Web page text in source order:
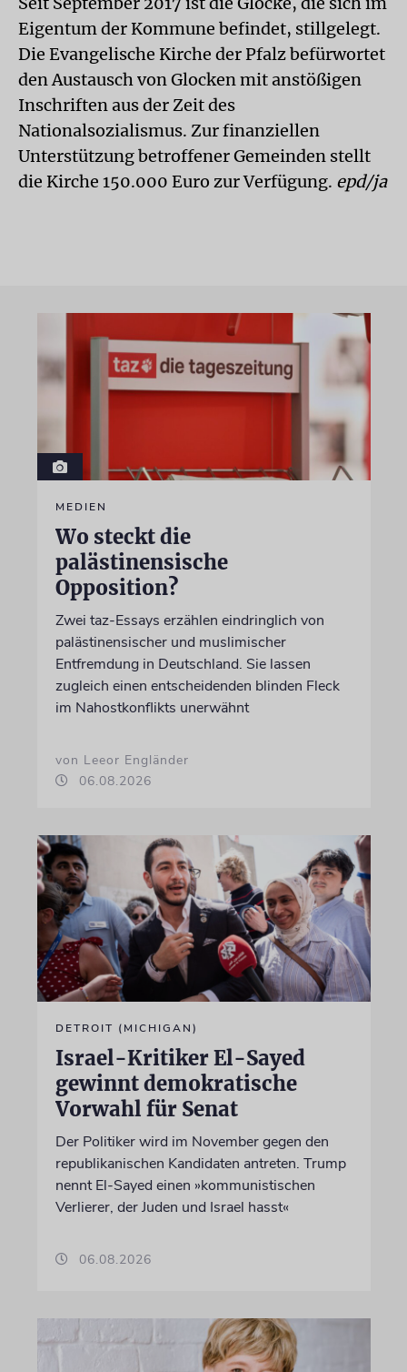
Eigentum der Kommune befindet, stillgelegt.
Die Evangelische Kirche der Pfalz befürwortet
den Austausch von Glocken mit anstößigen
Inschriften aus der Zeit des
Nationalsozialismus. Zur finanziellen
Unterstützung betroffener Gemeinden stellt
die Kirche 150.000 Euro zur Verfügung. epd/ja
MEDIEN
Wo steckt die
palästinensische
Opposition?
Zwei taz-Essays erzählen eindringlich von
palästinensischer und muslimischer
Entfremdung in Deutschland. Sie lassen
zugleich einen entscheidenden blinden Fleck
im Nahostkonflikts unerwähnt
von Leeor Engländer
06.08.2026
DETROIT (MICHIGAN)
Israel-Kritiker El-Sayed
gewinnt demokratische
Vorwahl für Senat
Der Politiker wird im November gegen den
republikanischen Kandidaten antreten. Trump
nennt El-Sayed einen »kommunistischen
Verlierer, der Juden und Israel hasst«
06.08.2026